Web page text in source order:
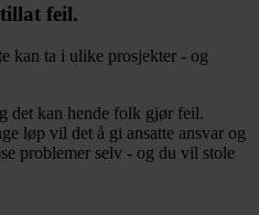
feil.
kan ta i ulike prosjekter - og
det kan hende folk gjør feil.
løp vil det å gi ansatte ansvar og
problemer selv - og du vil stole